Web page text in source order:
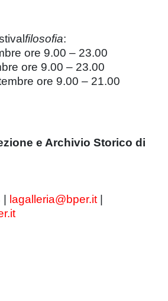
filosofia:
ore 9.00 – 23.00
ore 9.00 – 23.00
ore 9.00 – 21.00
e Archivio Storico di
lagalleria@bper.it|